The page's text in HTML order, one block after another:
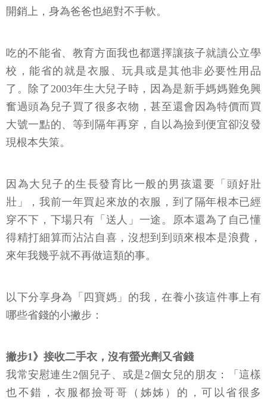
開銷上，身為爸爸也絕對不手軟。
吃的不能省、教育方面我也都選擇讓孩子就讀公立學
校，能省的就是衣服、玩具或是其他非必要性用品
了。除了2003年生大兒子時，因為是新手媽媽難免興
奮過頭為兒子買了很多衣物，甚至還會因為特價而買
大號一點的、等到隔年再穿，自以為撿到便宜卻沒發
現根本失策。
因為大兒子的生長發育比一般的男孩還要「頭好壯
壯」，我前一年買起來放的衣服，到了隔年根本已經
穿不下，下場只有「送人」一途。原本還為了自己懂
得精打細算而沾沾自喜，沒想到到頭來根本是浪費，
來年我幾乎就不再做這類的事。
以下分享身為「四寶媽」的我，在養小孩這件事上有
哪些省錢的小撇步：
撇步1》接收二手衣，沒有螢光劑又省錢
我常安慰連生2個兒子、或是2個女兒的朋友：「這樣
也不錯，衣服都撿哥哥（姊姊）的，可以省很多